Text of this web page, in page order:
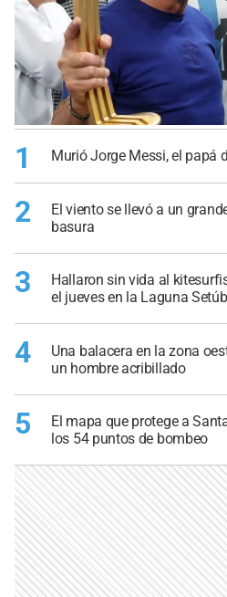
1 Murió Jorge Messi, el papá
2
El viento se llevó a un
basura
3
Hallaron sin vida al
el jueves en la Laguna
4
Una balacera en la zona
un hombre acribillado
5
El mapa que protege a
los 54 puntos de bombeo